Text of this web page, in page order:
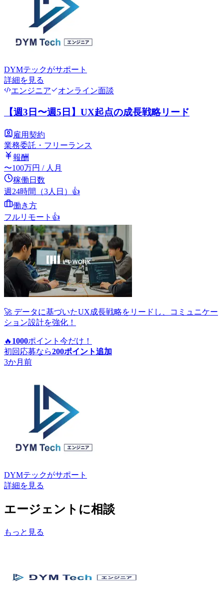
DYMテックがサポート
詳細を見る
エンジニア
オンライン面談
【週3日〜週5日】UX起点の成長戦略リード
雇用契約
業務委託・フリーランス
報酬
〜100万円 / 人月
稼働日数
週24時間（3人日） 👍
働き方
フルリモート 👍
🚀 データに基づいたUX成長戦略をリードし、コミュニケー
ション設計を強化！
🔥 1000ポイント 今だけ！
初回応募なら200ポイント追加
3か月前
DYMテックがサポート
詳細を見る
エージェントに相談
もっと見る